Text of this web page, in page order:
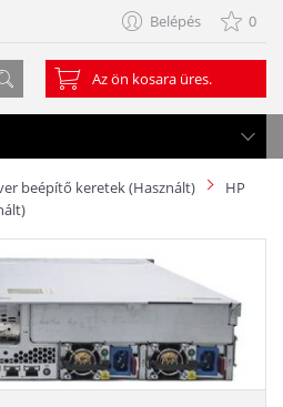
Belépés 0
Az ön kosara üres.
beépítő keretek (Használt)
HP